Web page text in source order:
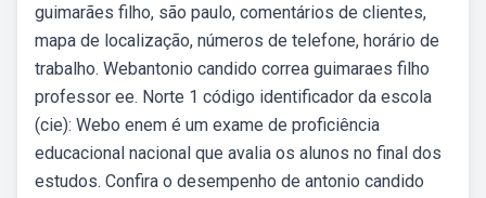
guimarães filho, são paulo, comentários de clientes,
mapa de localização, números de telefone, horário de
trabalho. Webantonio candido correa guimaraes filho
professor ee. Norte 1 código identificador da escola
(cie): Webo enem é um exame de proficiência
educacional nacional que avalia os alunos no final dos
estudos. Confira o desempenho de antonio candido